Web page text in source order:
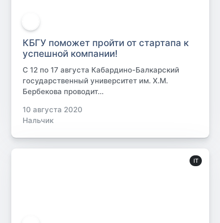
КБГУ поможет пройти от стартапа к
успешной компании!
С 12 по 17 августа Кабардино-Балкарский
государственный университет им. Х.М.
Бербекова проводит...
10 августа 2020
Нальчик
IT